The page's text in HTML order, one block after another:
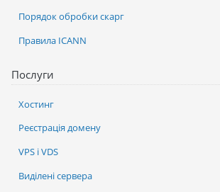
Послуги
Хостинг
Реєстрація домену
VPS і VDS
Виділені сервера
Порядок обробки скарг
Правила ICANN